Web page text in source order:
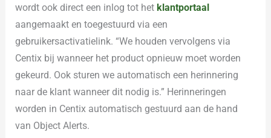
wordt ook direct een inlog tot hetklantportaal
aangemaakt en toegestuurd via een
gebruikersactivatielink. “We houden vervolgens via
Centix bij wanneer het product opnieuw moet worden
gekeurd. Ook sturen we automatisch een herinnering
naar de klant wanneer dit nodig is.” Herinneringen
worden in Centix automatisch gestuurd aan de hand
van Object Alerts.